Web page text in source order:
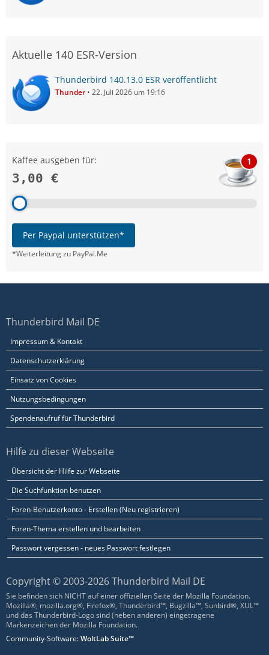
Aktuelle 140 ESR-Version
Thunderbird 140.13.0 ESR veröffentlicht
Thunder 22. Juli 2026 um 19:16
Kaffee ausgeben für:
3,00 €
1
Per Paypal unterstützen*
*Weiterleitung zu PayPal.Me
Thunderbird Mail DE
Impressum & Kontakt
Datenschutzerklärung
Einsatz von Cookies
Nutzungsbedingungen
Spendenaufruf für Thunderbird
Hilfe zu dieser Webseite
Übersicht der Hilfe zur Webseite
Die Suchfunktion benutzen
Foren-Benutzerkonto - Erstellen (Neu registrieren)
Foren-Thema erstellen und bearbeiten
Passwort vergessen - neues Passwort festlegen
Copyright © 2003-2026 Thunderbird Mail DE
Sie befinden sich NICHT auf einer offiziellen Seite der Mozilla Foundation.
Mozilla®, mozilla.org®, Firefox®, Thunderbird™, Bugzilla™, Sunbird®, XUL™
und das Thunderbird-Logo sind (neben anderen) eingetragene
Markenzeichen der Mozilla Foundation.
Community-Software:WoltLab Suite™